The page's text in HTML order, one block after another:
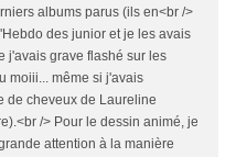
albums parus (ils en<br />
des junior et je les avais
j'avais grave flashé sur les
moiii... même si j'avais
de cheveux de Laureline
/> Pour le dessin animé, je
attention à la manière